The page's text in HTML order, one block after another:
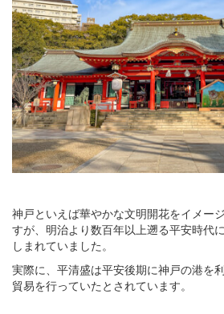
神戸といえば華やかな文明開花をイメー
すが、明治より数百年以上遡る平安時代
しまれていました。
実際に、平清盛は平安後期に神戸の港を
貿易を行っていたとされています。